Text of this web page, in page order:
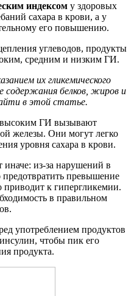
индексом у здоровых
сахара в крови, а у
его повышению.
углеводов, продукты
средним и низким ГИ.
их гликемического
содержания белков, жиров и
в этой статье.
ГИ вызывают
железы. Они могут легко
уровня сахара в крови.
иначе: из-за нарушений в
превышение
приводит к гипергликемии.
в правильном
употреблением продуктов
чтобы пик его
продукта.